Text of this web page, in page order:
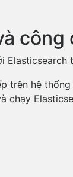
công
Elasticsearch
trên hệ
chạy